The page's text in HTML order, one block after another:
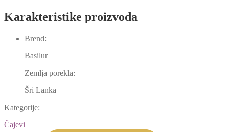
Karakteristike proizvoda
Brend:
Basilur
Zemlja porekla:
Šri Lanka
Kategorije:
Čajevi